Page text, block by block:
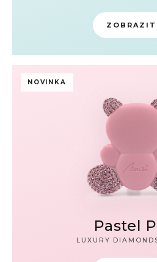
NOVINKA
Pastel
LUXURY